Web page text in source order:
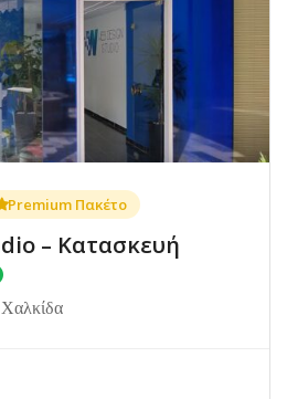
Premium Πακέτο
– Κατασκευή